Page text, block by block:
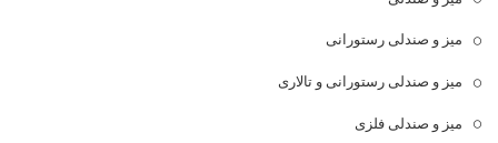
میز و صندلی رستورانی
میز و صندلی رستورانی و تالاری
میز و صندلی فلزی